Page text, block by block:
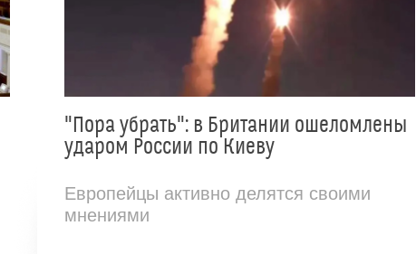
"Пора убрать": в Британии ошеломлены
ударом России по Киеву
Европейцы активно делятся своими
мнениями